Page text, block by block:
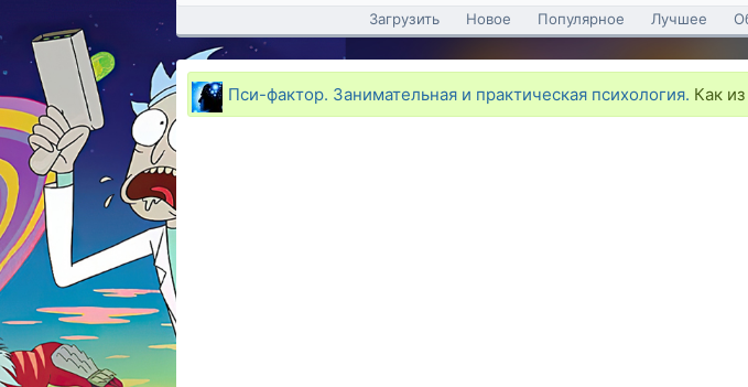
Загрузить Новое Популярное Лучшее
Пси-фактор. Занимательная и практическая психология. Как